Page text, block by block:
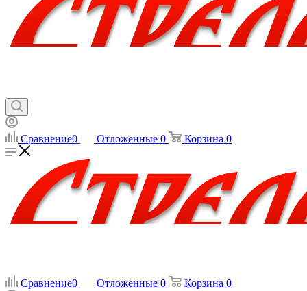
Сравнение0 Отложенные 0 Корзина 0
Сравнение0 Отложенные 0 Корзина 0